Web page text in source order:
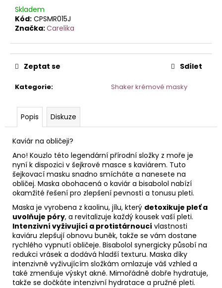
Skladem
Kód: CPSMR015J
Značka:Carelika
Kategorie: Shaker krémové masky
Zeptat se Sdílet
Popis Diskuze
Kaviár na obličeji?
Ano! Kouzlo této legendární přírodní složky z moře je
nyní k dispozici v šejkrové masce s kaviárem. Tuto
šejkovací masku snadno smícháte a nanesete na
obličej. Maska obohacená o kaviár a bisabolol nabízí
okamžité řešení pro zlepšení pevnosti a tonusu pleti.
Maska je vyrobena z kaolinu, jílu, který detoxikuje pleť a
uvolňuje póry, a revitalizuje každý kousek vaší pleti.
Intenzivní vyživující a protistárnoucí vlastnosti
kaviáru zlepšují obnovu buněk, takže se vám dostane
rychlého vypnutí obličeje. Bisabolol synergicky působí na
redukci vrásek a dodává hladší texturu. Maska díky
intenzivně vyživujícím složkám omlazuje váš vzhled a
také zmenšuje výskyt akné. Mimořádně dobře hydratuje,
takže se dočkáte intenzivní hydratace a pružné pleti.
p
o
u
č
u
e
TONIKUM
HYDRATAČNÍM
KOMPLEXEM
50
ML